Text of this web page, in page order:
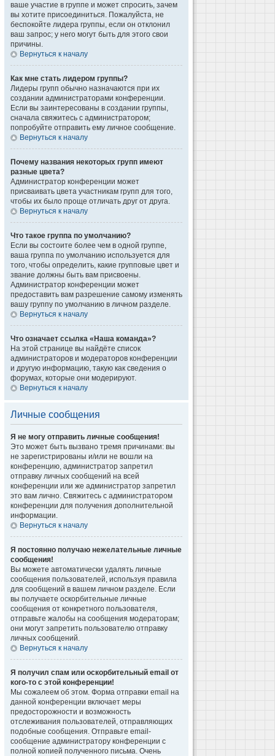
ваше участие в группе и может спросить, зачем
вы хотите присоединиться. Пожалуйста, не
беспокойте лидера группы, если он отклонил
ваш запрос; у него могут быть для этого свои
причины.
Вернуться к началу
Как мне стать лидером группы?
Лидеры групп обычно назначаются при их
создании администраторами конференции.
Если вы заинтересованы в создании группы,
сначала свяжитесь с администратором;
попробуйте отправить ему личное сообщение.
Вернуться к началу
Почему названия некоторых групп имеют
разные цвета?
Администратор конференции может
присваивать цвета участникам групп для того,
чтобы их было проще отличать друг от друга.
Вернуться к началу
Что такое группа по умолчанию?
Если вы состоите более чем в одной группе,
ваша группа по умолчанию используется для
того, чтобы определить, какие групповые цвет и
звание должны быть вам присвоены.
Администратор конференции может
предоставить вам разрешение самому изменять
вашу группу по умолчанию в личном разделе.
Вернуться к началу
Что означает ссылка «Наша команда»?
На этой странице вы найдёте список
администраторов и модераторов конференции
и другую информацию, такую как сведения о
форумах, которые они модерируют.
Вернуться к началу
Личные сообщения
Я не могу отправить личные сообщения!
Это может быть вызвано тремя причинами: вы
не зарегистрированы и/или не вошли на
конференцию, администратор запретил
отправку личных сообщений на всей
конференции или же администратор запретил
это вам лично. Свяжитесь с администратором
конференции для получения дополнительной
информации.
Вернуться к началу
Я постоянно получаю нежелательные личные
сообщения!
Вы можете автоматически удалять личные
сообщения пользователей, используя правила
для сообщений в вашем личном разделе. Если
вы получаете оскорбительные личные
сообщения от конкретного пользователя,
отправьте жалобы на сообщения модераторам;
они могут запретить пользователю отправку
личных сообщений.
Вернуться к началу
Я получил спам или оскорбительный email от
кого-то с этой конференции!
Мы сожалеем об этом. Форма отправки email на
данной конференции включает меры
предосторожности и возможность
отслеживания пользователей, отправляющих
подобные сообщения. Отправьте email-
сообщение администратору конференции с
полной копией полученного письма. Очень